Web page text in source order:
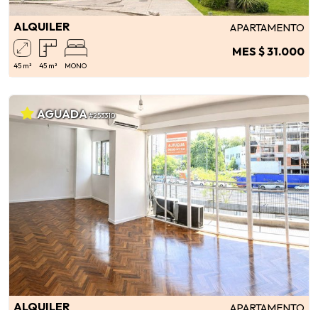
ALQUILER APARTAMENTO
45 m² 45 m² MONO
MES $ 31.000
AGUADA#253310
ALQUILER APARTAMENTO